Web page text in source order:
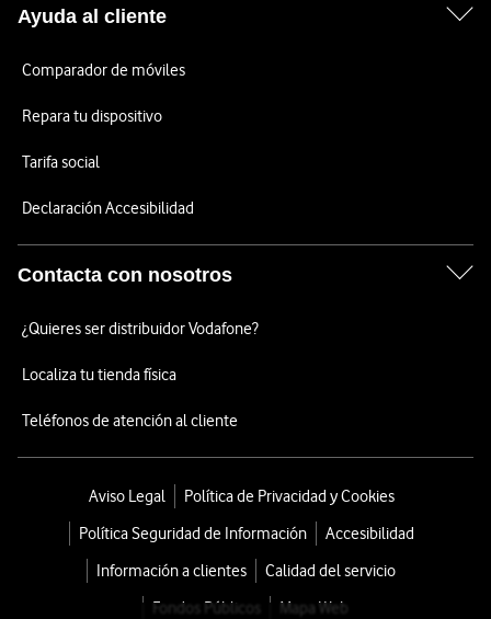
Ayuda al cliente
Comparador de móviles
Repara tu dispositivo
Tarifa social
Declaración Accesibilidad
Contacta con nosotros
¿Quieres ser distribuidor Vodafone?
Localiza tu tienda física
Teléfonos de atención al cliente
Aviso Legal
Política de Privacidad y Cookies
Política Seguridad de Información
Accesibilidad
Información a clientes
Calidad del servicio
Fondos Públicos
Mapa Web